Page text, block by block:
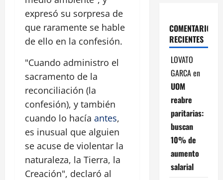
expresó su sorpresa de
que raramente se hable
de ello en la confesión.
"Cuando administro el
sacramento de la
reconciliación (la
confesión), y también
cuando lo hacía antes,
es inusual que alguien
se acuse de violentar la
naturaleza, la Tierra, la
Creación", declaró al
COMENTARIOS
RECIENTES
LOVATO
GARCAen
UOM
reabre
paritarias:
buscan
10% de
aumento
salarial